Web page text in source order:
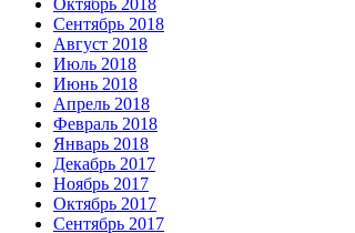
Октябрь 2018
Сентябрь 2018
Август 2018
Июль 2018
Июнь 2018
Апрель 2018
Февраль 2018
Январь 2018
Декабрь 2017
Ноябрь 2017
Октябрь 2017
Сентябрь 2017